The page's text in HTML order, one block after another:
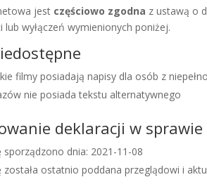
jest częściowo zgodna z ustawą o
lub wyłączeń wymienionych poniżej.
filmy posiadają napisy dla osób z
nie posiada tekstu alternatywnego
deklaracji w
sporządzono dnia: 2021-11-08
została ostatnio poddana przeglądowi i